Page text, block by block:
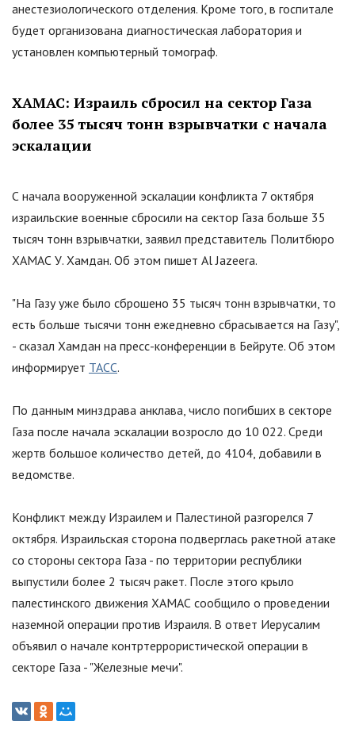
анестезиологического отделения. Кроме того, в госпитале
будет организована диагностическая лаборатория и
установлен компьютерный томограф.
ХАМАС: Израиль сбросил на сектор Газа
более 35 тысяч тонн взрывчатки с начала
эскалации
С начала вооруженной эскалации конфликта 7 октября
израильские военные сбросили на сектор Газа больше 35
тысяч тонн взрывчатки, заявил представитель Политбюро
ХАМАС У. Хамдан. Об этом пишет Al Jazeera.
"На Газу уже было сброшено 35 тысяч тонн взрывчатки, то
есть больше тысячи тонн ежедневно сбрасывается на Газу",
- сказал Хамдан на пресс-конференции в Бейруте. Об этом
информирует ТАСС.
По данным минздрава анклава, число погибших в секторе
Газа после начала эскалации возросло до 10 022. Среди
жертв большое количество детей, до 4104, добавили в
ведомстве.
Конфликт между Израилем и Палестиной разгорелся 7
октября. Израильская сторона подверглась ракетной атаке
со стороны сектора Газа - по территории республики
выпустили более 2 тысяч ракет. После этого крыло
палестинского движения ХАМАС сообщило о проведении
наземной операции против Израиля. В ответ Иерусалим
объявил о начале контртеррористической операции в
секторе Газа - "Железные мечи".